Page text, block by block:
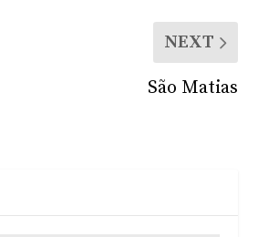
NEXT
São Matias